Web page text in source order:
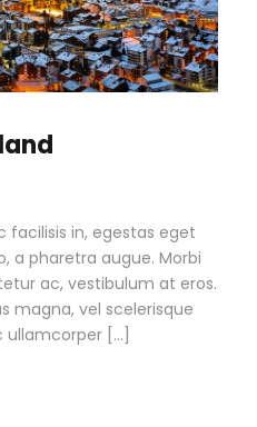
facilisis in, egestas eget
a pharetra augue. Morbi
ac, vestibulum at eros.
magna, vel scelerisque
[…]